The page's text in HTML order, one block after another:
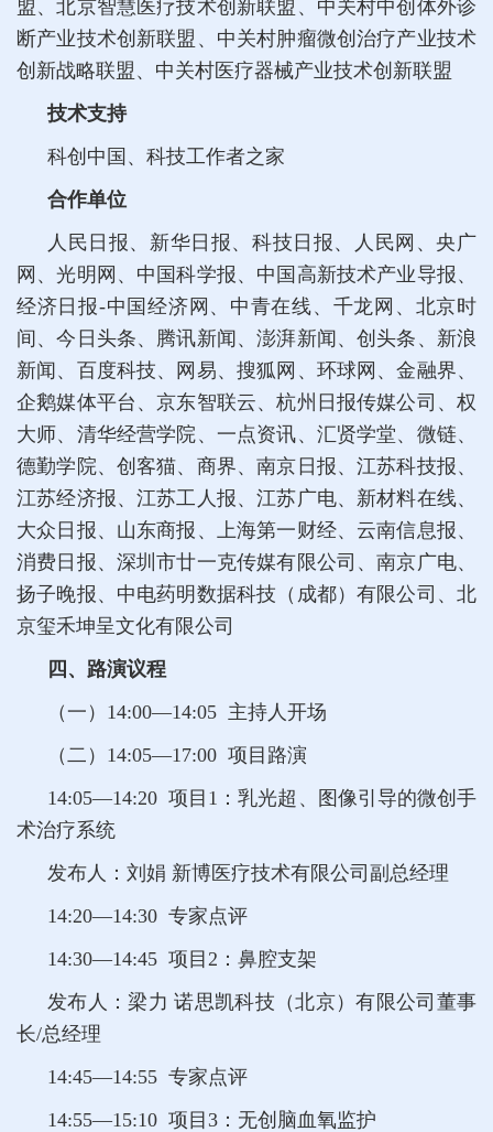
盟、北京智慧医疗技术创新联盟、中关村中创体外诊
断产业技术创新联盟、中关村肿瘤微创治疗产业技术
创新战略联盟、中关村医疗器械产业技术创新联盟
技术支持
科创中国、科技工作者之家
合作单位
人民日报、新华日报、科技日报、人民网、央广
网、光明网、中国科学报、中国高新技术产业导报、
经济日报-中国经济网、中青在线、千龙网、北京时
间、今日头条、腾讯新闻、澎湃新闻、创头条、新浪
新闻、百度科技、网易、搜狐网、环球网、金融界、
企鹅媒体平台、京东智联云、杭州日报传媒公司、权
大师、清华经营学院、一点资讯、汇贤学堂、微链、
德勤学院、创客猫、商界、南京日报、江苏科技报、
江苏经济报、江苏工人报、江苏广电、新材料在线、
大众日报、山东商报、上海第一财经、云南信息报、
消费日报、深圳市廿一克传媒有限公司、南京广电、
扬子晚报、中电药明数据科技（成都）有限公司、北
京玺禾坤呈文化有限公司
四、路演议程
（一）14:00—14:05 主持人开场
（二）14:05—17:00 项目路演
14:05—14:20 项目1：乳光超、图像引导的微创手
术治疗系统
发布人：刘娟 新博医疗技术有限公司副总经理
14:20—14:30 专家点评
14:30—14:45 项目2：鼻腔支架
发布人：梁力 诺思凯科技（北京）有限公司董事
长/总经理
14:45—14:55 专家点评
14:55—15:10 项目3：无创脑血氧监护